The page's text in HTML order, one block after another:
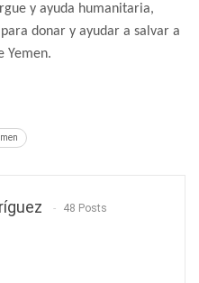
y ayuda humanitaria,
para donar y ayudar a salvar a
Yemen.
48 Posts